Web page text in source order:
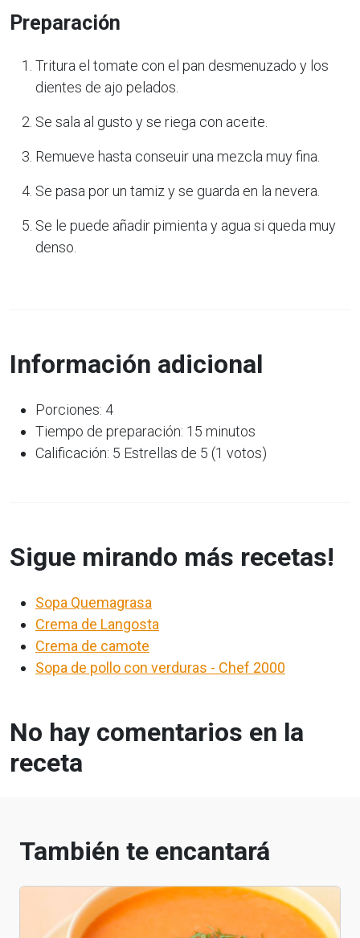
Preparación
Tritura el tomate con el pan desmenuzado y los
dientes de ajo pelados.
Se sala al gusto y se riega con aceite.
Remueve hasta conseuir una mezcla muy fina.
Se pasa por un tamiz y se guarda en la nevera.
Se le puede añadir pimienta y agua si queda muy
denso.
Información adicional
Porciones: 4
Tiempo de preparación: 15 minutos
Calificación: 5 Estrellas de 5 (1 votos)
Sigue mirando más recetas!
Sopa Quemagrasa
Crema de Langosta
Crema de camote
Sopa de pollo con verduras - Chef 2000
No hay comentarios en la
receta
También te encantará